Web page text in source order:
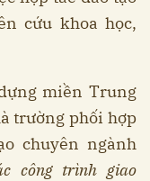
cứu khoa học,
miền Trung
trường phối hợp
chuyên ngành
công trình giao